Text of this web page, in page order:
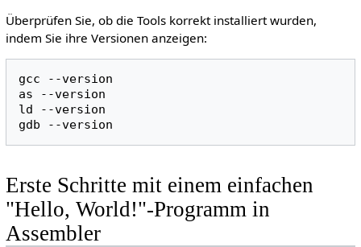
Überprüfen Sie, ob die Tools korrekt installiert wurden,
indem Sie ihre Versionen anzeigen:
gcc
--version
as
--version
ld
--version
gdb
Erste Schritte mit einem einfachen
"Hello, World!"-Programm in
Assembler